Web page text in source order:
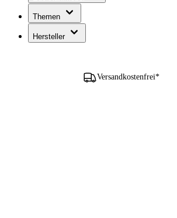
Themen
Hersteller
Versandkostenfrei*